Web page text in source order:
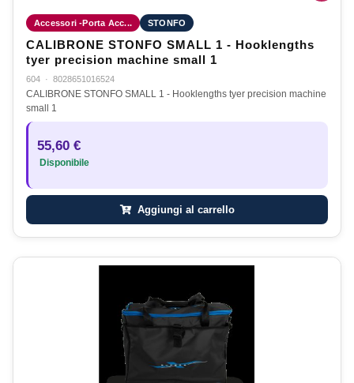
Accessori -Porta Acc... STONFO
CALIBRONE STONFO SMALL 1 - Hooklengths
tyer precision machine small 1
604 · 8028651016524
CALIBRONE STONFO SMALL 1 - Hooklengths tyer precision machine
small 1
55,60 €
Disponibile
Aggiungi al carrello